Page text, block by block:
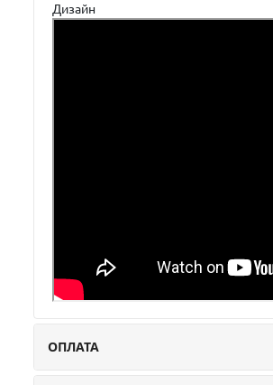
Дизайн
ОПЛАТА